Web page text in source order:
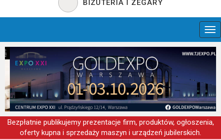
BIŻUTERIA I ZEGARY
Bezpłatnie publikujemy prezentacje firm, produktów, ogłoszenia,
oferty kupna i sprzedaży maszyn i urządzeń jubilerskich.